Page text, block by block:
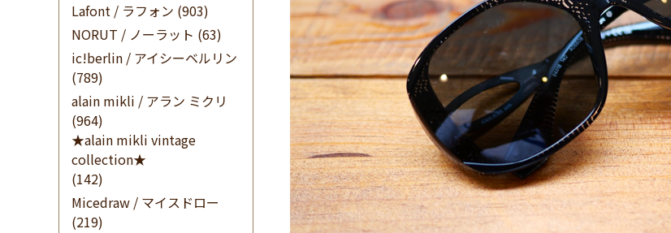
Lafont / ラフォン (903)
NORUT / ノーラット (63)
ic!berlin / アイシーベルリン
(789)
alain mikli / アラン ミクリ
(964)
★alain mikli vintage
collection★
(142)
Micedraw / マイスドロー
(219)